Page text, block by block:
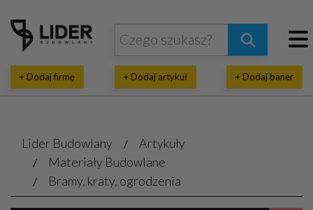
+ Dodaj firmę + Dodaj artykuł + Dodaj baner
Lider Budowlany
Artykuły
Materiały Budowlane
Bramy, kraty, ogrodzenia